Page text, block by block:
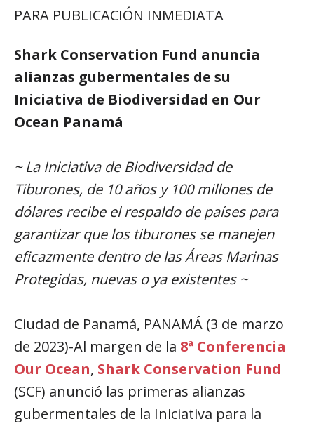
PARA PUBLICACIÓN INMEDIATA
Shark Conservation Fund anuncia
alianzas gubermentales de su
Iniciativa de Biodiversidad en Our
Ocean Panamá
~ La Iniciativa de Biodiversidad de
Tiburones, de 10 años y 100 millones de
dólares recibe el respaldo de países para
garantizar que los tiburones se manejen
eficazmente dentro de las Áreas Marinas
Protegidas, nuevas o ya existentes ~
Ciudad de Panamá, PANAMÁ (3 de marzo
de 2023)-Al margen de la 8ª Conferencia
Our Ocean, Shark Conservation Fund
(SCF) anunció las primeras alianzas
gubermentales de la Iniciativa para la